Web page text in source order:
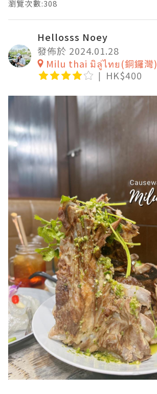
瀏覽次數:308
Hellosss Noey
發佈於 2024.01.28
Milu thai มิลู่ไทย(銅鑼灣)
HK$400